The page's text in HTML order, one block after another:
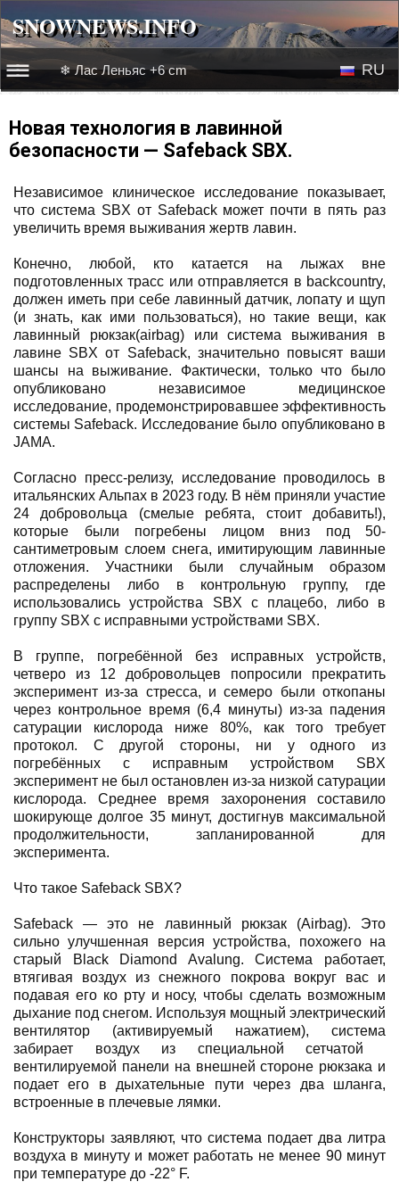
SNOWNEWS.INFO
☰☰
Веб-камеры
Лыжное видео
❄ Лас Леньяс +6 cm RU
Новая технология в лавинной
безопасности — Safeback SBX.
Независимое клиническое исследование показывает,
что система SBX от Safeback может почти в пять раз
увеличить время выживания жертв лавин.
Конечно, любой, кто катается на лыжах вне
подготовленных трасс или отправляется в backcountry,
должен иметь при себе лавинный датчик, лопату и щуп
(и знать, как ими пользоваться), но такие вещи, как
лавинный рюкзак(airbag) или система выживания в
лавине SBX от Safeback, значительно повысят ваши
шансы на выживание. Фактически, только что было
опубликовано независимое медицинское
исследование, продемонстрировавшее эффективность
системы Safeback. Исследование было опубликовано в
JAMA.
Согласно пресс-релизу, исследование проводилось в
итальянских Альпах в 2023 году. В нём приняли участие
24 добровольца (смелые ребята, стоит добавить!),
которые были погребены лицом вниз под 50-
сантиметровым слоем снега, имитирующим лавинные
отложения. Участники были случайным образом
распределены либо в контрольную группу, где
использовались устройства SBX с плацебо, либо в
группу SBX с исправными устройствами SBX.
В группе, погребённой без исправных устройств,
четверо из 12 добровольцев попросили прекратить
эксперимент из-за стресса, и семеро были откопаны
через контрольное время (6,4 минуты) из-за падения
сатурации кислорода ниже 80%, как того требует
протокол. С другой стороны, ни у одного из
погребённых с исправным устройством SBX
эксперимент не был остановлен из-за низкой сатурации
кислорода. Среднее время захоронения составило
шокирующе долгое 35 минут, достигнув максимальной
продолжительности, запланированной для
эксперимента.
Что такое Safeback SBX?
Safeback — это не лавинный рюкзак (Airbag). Это
сильно улучшенная версия устройства, похожего на
старый Black Diamond Avalung. Система работает,
втягивая воздух из снежного покрова вокруг вас и
подавая его ко рту и носу, чтобы сделать возможным
дыхание под снегом. Используя мощный электрический
вентилятор (активируемый нажатием), система
забирает воздух из специальной сетчатой ​​
вентилируемой панели на внешней стороне рюкзака и
подает его в дыхательные пути через два шланга,
встроенные в плечевые лямки.
Конструкторы заявляют, что система подает два литра
воздуха в минуту и ​​может работать не менее 90 минут
при температуре до -22° F.